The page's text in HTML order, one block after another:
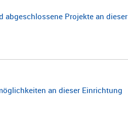
abgeschlossene Projekte an dieser
an dieser Einrichtung